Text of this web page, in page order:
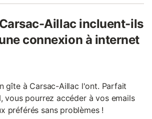
Aillac incluent-ils
connexion à internet
gîte à Carsac-Aillac l'ont. Parfait
vous pourrez accéder à vos emails
préférés sans problèmes !